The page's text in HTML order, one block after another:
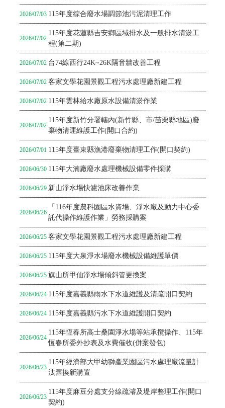
2026/07/03 115年度綜合廢水場調節池污泥清理工作
2026/07/02
115年度花蓮縣吉安鄉區域排水及一般排水清淤工
程(第二期)
2026/07/02 台74線西行24K~26K隔音牆改善工程
2026/07/02 客家文學花園景觀工程污水處理廠新建工程
2026/07/02 115年雲林給水廠原水設備清淤作業
2026/07/02
115年度新竹分署轄內(新竹縣、市/苗栗縣地區)廢
棄物清運維護工作(開口合約)
2026/07/01 115年度臺東縣漁港廢棄物清理工作(開口契約)
2026/06/30 115年大湳廠廢水處理機械設備零件採購
2026/06/29 新山淨水場快濾池床改善作業
2026/06/26
「116年度農科園區水資場、淨水廠及動力中心委
託代操作維護作業」勞務採購案
2026/06/25 客家文學花園景觀工程污水處理廠新建工程
2026/06/25 115年度大泉淨水場廢水機械設備維護單價
2026/06/25 旗山所甲仙淨水場傾斜管更換案
2026/06/24 115年度嘉義縣雨水下水道維護及清疏開口契約
2026/06/24 115年度嘉義縣污水下水道維護開口契約
2026/06/24
115年恆春所高士桑園淨水場等站承攬操作、115年
恆春所委外抄表及水費催收(併案發包)
2026/06/23
115年經濟部大甲幼獅產業園區污水處理廠流量計
汰舊換新購置
2026/06/23
115年度麻豆分處支分線疏濬及堤岸整理工作(開口
契約)